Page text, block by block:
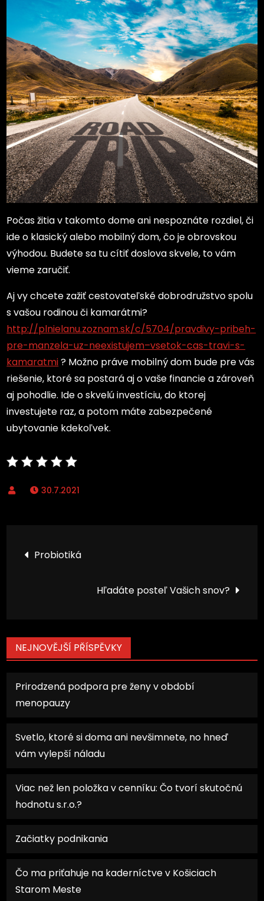
Počas žitia v takomto dome ani nespoznáte rozdiel, či
ide o klasický alebo mobilný dom, čo je obrovskou
výhodou. Budete sa tu cítiť doslova skvele, to vám
vieme zaručiť.
Aj vy chcete zažiť cestovateľské dobrodružstvo spolu
s vašou rodinou či kamarátmi?
http://plnielanu.zoznam.sk/c/5704/pravdivy-pribeh-
pre-manzela-uz-neexistujem–vsetok-cas-travi-s-
kamaratmi? Možno práve mobilný dom bude pre vás
riešenie, ktoré sa postará aj o vaše financie a zároveň
aj pohodlie. Ide o skvelú investíciu, do ktorej
investujete raz, a potom máte zabezpečené
ubytovanie kdekoľvek.
30.7.2021
Navigace
Probiotiká
Hľadáte posteľ Vašich snov?
NEJNOVĚJŠÍ PŘÍSPĚVKY
Prirodzená podpora pre ženy v období
menopauzy
Svetlo, ktoré si doma ani nevšimnete, no hneď
vám vylepší náladu
Viac než len položka v cenníku: Čo tvorí skutočnú
hodnotu s.r.o.?
Začiatky podnikania
Čo ma priťahuje na kaderníctve v Košiciach
Starom Meste